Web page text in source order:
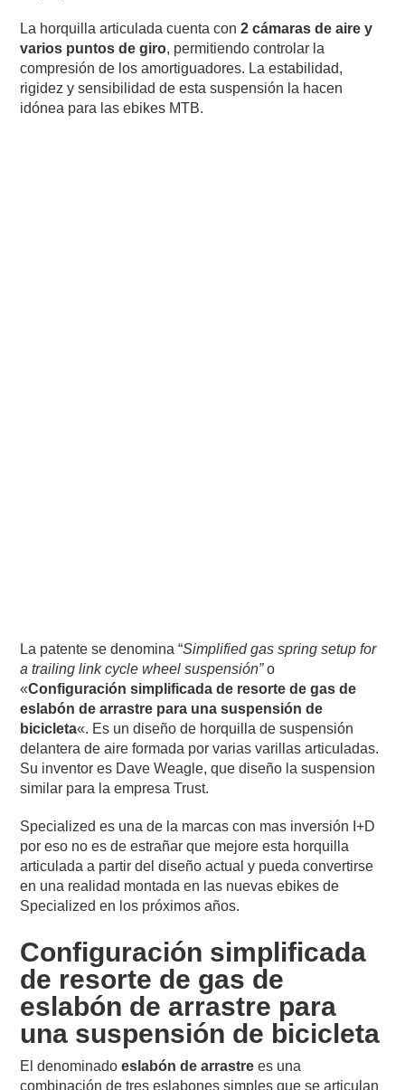
La horquilla articulada cuenta con2 cámaras de aire y
varios puntos de giro, permitiendo controlar la
compresión de los amortiguadores. La estabilidad,
rigidez y sensibilidad de esta suspensión la hacen
idónea para las ebikes MTB.
La patente se denomina “Simplified gas spring setup for
a trailing link cycle wheel suspensión”o
«Configuración simplificada de resorte de gas de
eslabón de arrastre para una suspensión de
bicicleta«. Es un diseño de horquilla de suspensión
delantera de aire formada por varias varillas articuladas.
Su inventor es Dave Weagle, que diseño la suspension
similar para la empresa Trust.
Specialized es una de la marcas con mas inversión I+D
por eso no es de estrañar que mejore esta horquilla
articulada a partir del diseño actual y pueda convertirse
en una realidad montada en las nuevas ebikes de
Specialized en los próximos años.
Configuración simplificada
de resorte de gas de
eslabón de arrastre para
una suspensión de bicicleta
El denominadoeslabón de arrastre es una
combinación de tres eslabones simples que se articulan